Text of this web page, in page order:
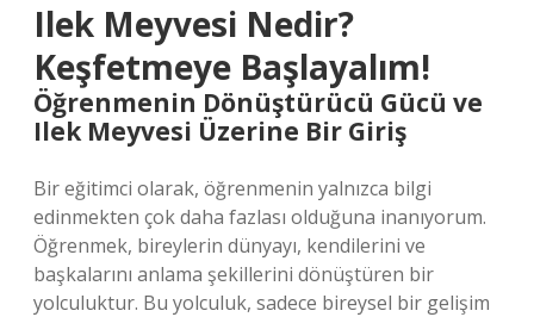
Ilek Meyvesi Nedir?
Keşfetmeye Başlayalım!
Öğrenmenin Dönüştürücü Gücü ve
Ilek Meyvesi Üzerine Bir Giriş
Bir eğitimci olarak, öğrenmenin yalnızca bilgi
edinmekten çok daha fazlası olduğuna inanıyorum.
Öğrenmek, bireylerin dünyayı, kendilerini ve
başkalarını anlama şekillerini dönüştüren bir
yolculuktur. Bu yolculuk, sadece bireysel bir gelişim